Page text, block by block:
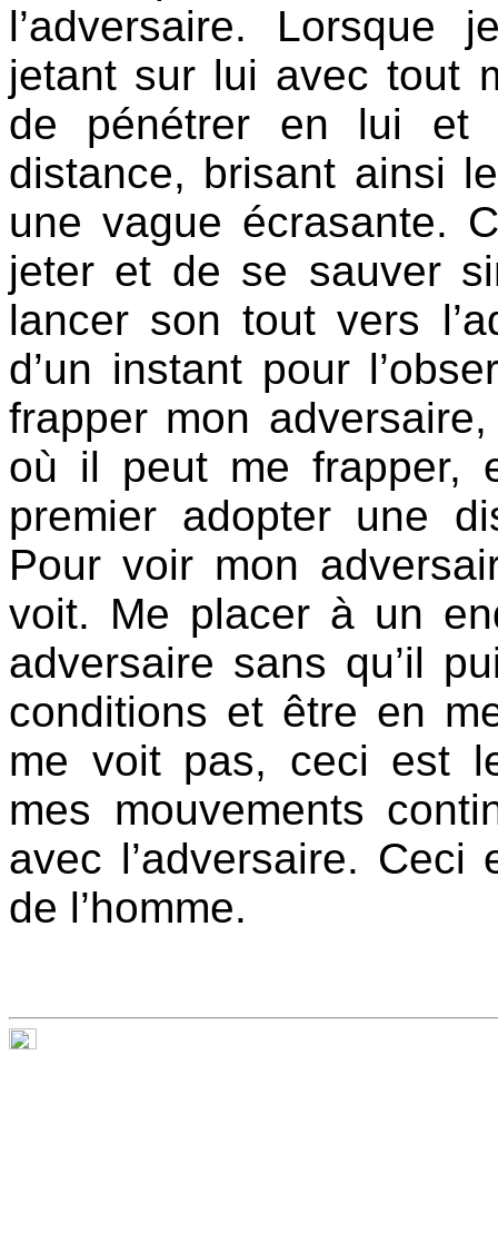
l’adversaire. Lorsque
jetant sur lui avec tout
de pénétrer en lui et
distance, brisant ainsi
une vague écrasante.
jeter et de se sauver
lancer son tout vers
d’un instant pour
frapper mon
où il peut me frapper,
premier adopter une
Pour voir mon
voit. Me placer à un
adversaire sans qu’il
conditions et être en
me voit pas, ceci est
mes mouvements
avec l’adversaire. Ceci
de l’homme.